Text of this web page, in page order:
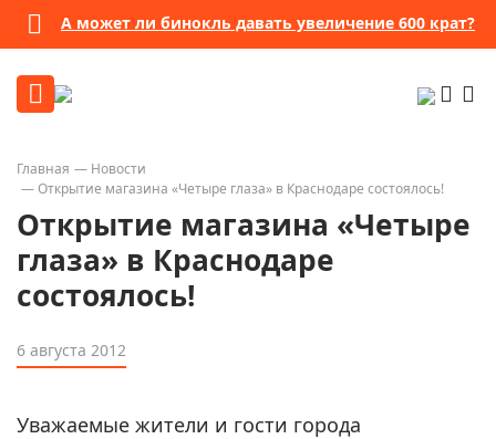
А может ли бинокль давать увеличение 600 крат?
Главная
Новости
Открытие магазина «Четыре глаза» в Краснодаре состоялось!
Открытие магазина «Четыре
глаза» в Краснодаре
состоялось!
6 августа 2012
Уважаемые жители и гости города